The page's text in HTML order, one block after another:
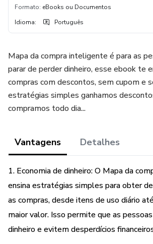
Formato: eBooks ou Documentos
Idioma: Português
Mapa da compra inteligente é para as
parar de perder dinheiro, esse ebook te
compras com descontos, sem cupom e
estratégias simples ganhamos
compramos todo dia...
Vantagens Detalhes
1. Economia de dinheiro: O Mapa da
ensina estratégias simples para obter
as compras, desde itens de uso diário
maior valor. Isso permite que as
dinheiro e evitem desperdícios